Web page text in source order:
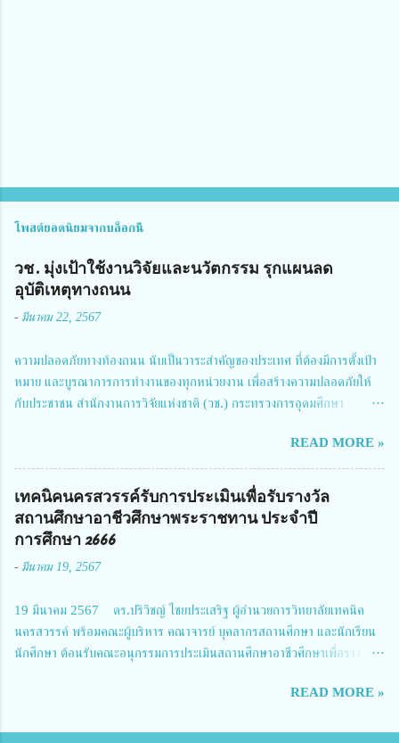
โพสต์ยอดนิยมจากบล็อกนี้
วช. มุ่งเป้าใช้งานวิจัยและนวัตกรรม รุกแผนลด
อุบัติเหตุทางถนน
- มีนาคม 22, 2567
ความปลอดภัยทางท้องถนน นับเป็นวาระสำคัญของประเทศ ที่ต้องมีการตั้งเป้า
หมาย และบูรณาการการทำงานของทุกหน่วยงาน เพื่อสร้างความปลอดภัยให้
กับประชาชน สำนักงานการวิจัยแห่งชาติ (วช.) กระทรวงการอุดมศึกษา
สมาคมวิศวกรรมชีวการแพทย์ไทย จัดการประชุมเผยแพร่ผลการดำเนินงาน
โครงการการวิจัยเชิงปฏิบัติการโดยบูรณาการทุกภาคส่วน เพื่อลดอุบัติเหตุและ
การเสียชีวิตให้สอดคล้องกับเป้าหมายแผนแม่บทฉบับที่ 5 ในวันที่ 22 มีนาคม
2567 โดยมี ดร.วิภารัตน์ ดีอ่อง ผู้อำนวยการสำนักงานการวิจัยแห่งชาติ เป็น
ประธานในพิธีเปิดพร้อมให้นโยบายการผลักดันงานวิจัยเพื่อความปลอดภัยทาง
การประชุมในครั้งนี้ นางสาวสตตกมล เกียรติพานิช ผู้อำนวยการกองบริหารทุน
Richmond Stylish Convention Hotel จังหวัดนนทบุรี ดร.วิภารัตน์ ดีอ่อง
ผู้อำนวยการสำนักงานการวิจัยแห่งชาติ กล่าวว่า วช. ในฐานะหน่วยงานบริหาร
จัดการทุนวิจัยและนวัตกรรมได้เล็งเห็นถึงความสำคัญของกา...
READ MORE »
เทคนิคนครสวรรค์รับการประเมินเพื่อรับรางวัล
สถานศึกษาอาชีวศึกษาพระราชทาน ประจำปี
การศึกษา 2666
- มีนาคม 19, 2567
19 มีนาคม 2567 ดร.ปริวิชญ์ ไชยประเสริฐ ผู้อำนวยการวิทยาลัยเทคนิค
นครสวรรค์ พร้อมคณะผู้บริหาร คณาจารย์ บุคลากรสถานศึกษา และนักเรียน
นักศึกษา ต้อนรับคณะอนุกรรมการประเมินสถานศึกษาอาชีวศึกษาเพื่อรางวัล
นายจักรภพ เนวะมาตย์ ผู้อำนวยการวิทยาลัยเทคนิคตาก ประธานคณะอนุกร
READ MORE »